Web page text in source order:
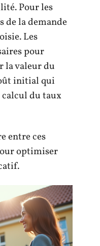
Pour les
de la demande
Les
pour
la valeur du
initial qui
du taux
entre ces
optimiser